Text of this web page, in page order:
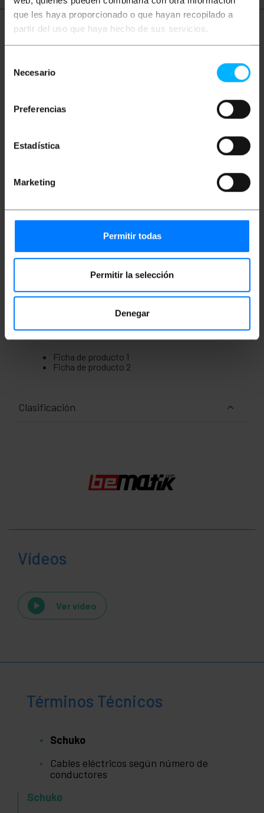
que les haya proporcionado o que hayan recopilado a
partir del uso que haya hecho de sus servicios.
Necesario
Preferencias
Estadística
Marketing
Permitir todas
Permitir la selección
Denegar
Más información
Cable de alimentación basado en clavijas schuko. Se
cm (tramos bifurcados). Longitud total de extremo a
extremo de 1.8 m. En un extremo dispone de 2
conectores Schuko-Hembra y en el otro lado de un
comunitarias en cuanto a diámetro (6.5-8.0 mm).
Medidas y pesos
Medidas del producto (ancho x profundidad x
Número de paquetes: 1
Ficha de producto 1
Ficha de producto 2
Clasificación
Vídeos
Ver video
Términos Técnicos
Schuko
Cables eléctricos según número de
conductores
Schuko